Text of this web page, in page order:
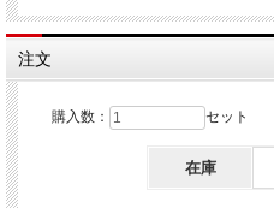
注文
購入数： セット
在庫